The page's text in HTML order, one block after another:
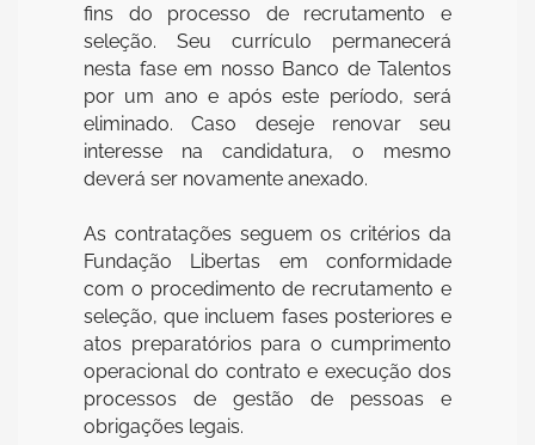
fins do processo de recrutamento e
seleção. Seu currículo permanecerá
nesta fase em nosso Banco de Talentos
por um ano e após este período, será
eliminado. Caso deseje renovar seu
interesse na candidatura, o mesmo
deverá ser novamente anexado.
As contratações seguem os critérios da
Fundação Libertas em conformidade
com o procedimento de recrutamento e
seleção, que incluem fases posteriores e
atos preparatórios para o cumprimento
operacional do contrato e execução dos
processos de gestão de pessoas e
obrigações legais.